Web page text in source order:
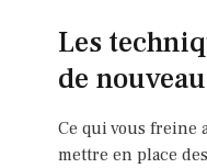
Les
de
Ce qui vous freine
mettre en place